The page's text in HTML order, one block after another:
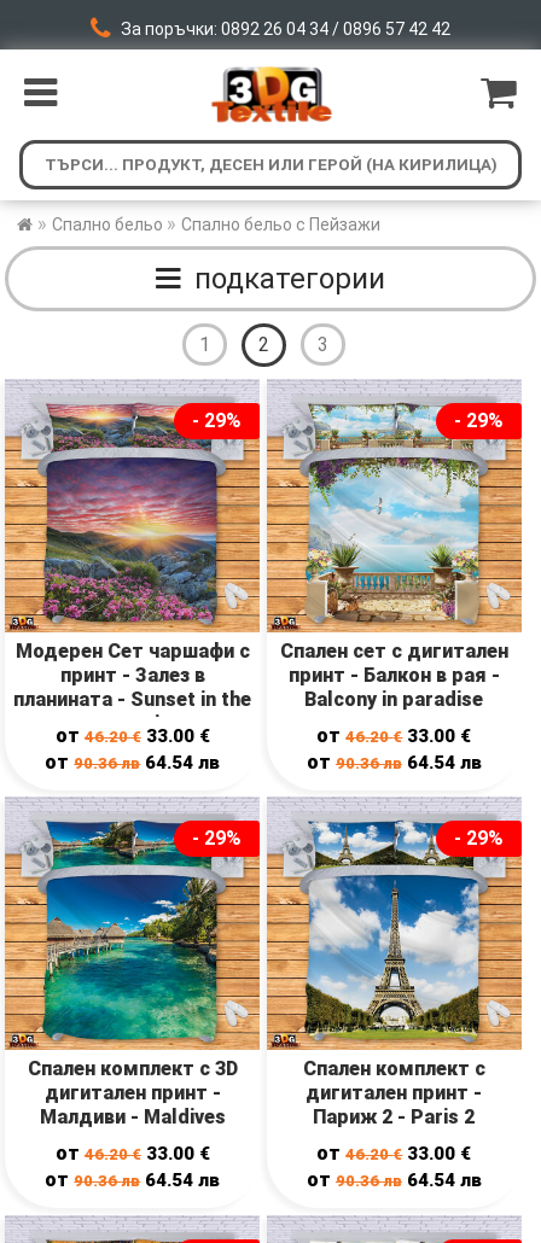
За поръчки: 0892 26 04 34 / 0896 57 42 42
» Спално бельо » Спално бельо с Пейзажи
подкатегории
1 2 3
- 29%
Модерен Сет чаршафи с
принт - Залез в
планината - Sunset in the
mountains
от46.20€ 33.00 €
от90.36лв 64.54лв
- 29%
Спален сет с дигитален
принт - Балкон в рая -
Balcony in paradise
от46.20€ 33.00 €
от 90.36лв 64.54 лв
- 29%
Спален комплект с 3D
дигитален принт -
Малдиви - Maldives
от46.20€ 33.00 €
от90.36лв 64.54лв
- 29%
Спален комплект с
дигитален принт -
Париж 2 - Paris 2
от46.20€ 33.00 €
от 90.36лв 64.54 лв